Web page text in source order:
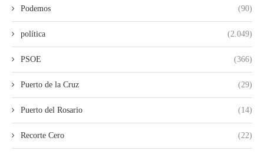
Podemos (90)
política (2.049)
PSOE (366)
Puerto de la Cruz (29)
Puerto del Rosario (14)
Recorte Cero (22)